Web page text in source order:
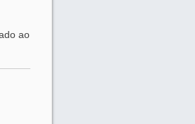
ao